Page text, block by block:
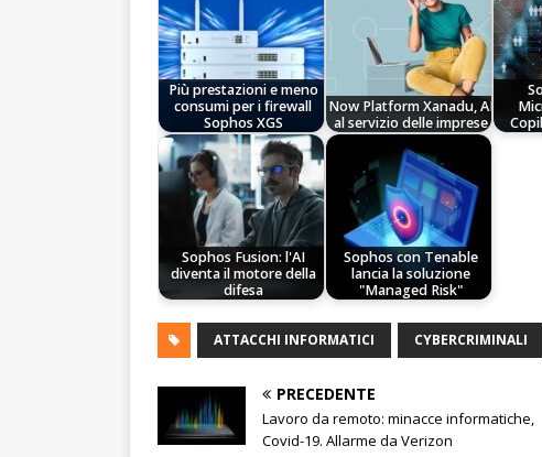
Più prestazioni e meno
consumi per i firewall
Sophos XGS
Now Platform Xanadu, AI
al servizio delle imprese
Sophos Fusion: l'AI
diventa il motore della
difesa
Sophos con Tenable
lancia la soluzione
"Managed Risk"
ATTACCHI INFORMATICI CYBERCRIMINALI
PRECEDENTE
Lavoro da remoto: minacce informatiche,
Covid-19. Allarme da Verizon